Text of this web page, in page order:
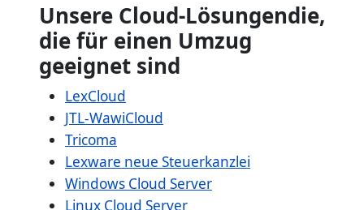
Unsere Cloud-Lösungendie,
die für einen Umzug
geeignet sind
LexCloud
JTL-WawiCloud
Tricoma
Lexware neue Steuerkanzlei
Windows Cloud Server
Linux Cloud Server